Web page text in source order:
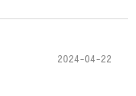
2024-04-22